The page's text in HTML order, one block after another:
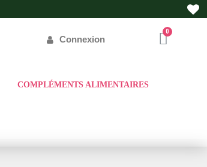
Connexion
COMPLÉMENTS ALIMENTAIRES